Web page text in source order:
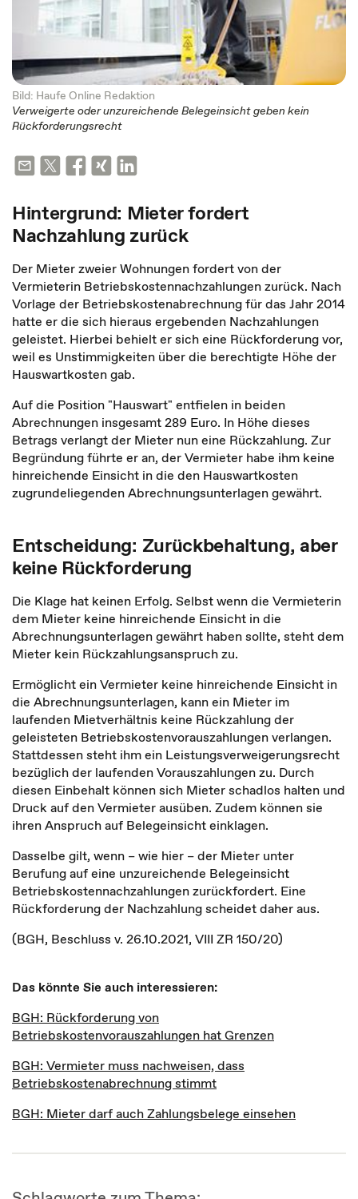
Bild: Haufe Online Redaktion
Verweigerte oder unzureichende Belegeinsicht geben kein
Rückforderungsrecht
Hintergrund: Mieter fordert
Nachzahlung zurück
Der Mieter zweier Wohnungen fordert von der
Vermieterin Betriebskostennachzahlungen zurück. Nach
Vorlage der Betriebskostenabrechnung für das Jahr 2014
hatte er die sich hieraus ergebenden Nachzahlungen
geleistet. Hierbei behielt er sich eine Rückforderung vor,
weil es Unstimmigkeiten über die berechtigte Höhe der
Hauswartkosten gab.
Auf die Position "Hauswart" entfielen in beiden
Abrechnungen insgesamt 289 Euro. In Höhe dieses
Betrags verlangt der Mieter nun eine Rückzahlung. Zur
Begründung führte er an, der Vermieter habe ihm keine
hinreichende Einsicht in die den Hauswartkosten
zugrundeliegenden Abrechnungsunterlagen gewährt.
Entscheidung: Zurückbehaltung, aber
keine Rückforderung
Die Klage hat keinen Erfolg. Selbst wenn die Vermieterin
dem Mieter keine hinreichende Einsicht in die
Abrechnungsunterlagen gewährt haben sollte, steht dem
Mieter kein Rückzahlungsanspruch zu.
Ermöglicht ein Vermieter keine hinreichende Einsicht in
die Abrechnungsunterlagen, kann ein Mieter im
laufenden Mietverhältnis keine Rückzahlung der
geleisteten Betriebskostenvorauszahlungen verlangen.
Stattdessen steht ihm ein Leistungsverweigerungsrecht
bezüglich der laufenden Vorauszahlungen zu. Durch
diesen Einbehalt können sich Mieter schadlos halten und
Druck auf den Vermieter ausüben. Zudem können sie
ihren Anspruch auf Belegeinsicht einklagen.
Dasselbe gilt, wenn – wie hier – der Mieter unter
Berufung auf eine unzureichende Belegeinsicht
Betriebskostennachzahlungen zurückfordert. Eine
Rückforderung der Nachzahlung scheidet daher aus.
(BGH, Beschluss v. 26.10.2021, VIII ZR 150/20)
Das könnte Sie auch interessieren:
BGH: Rückforderung von
Betriebskostenvorauszahlungen hat Grenzen
BGH: Vermieter muss nachweisen, dass
Betriebskostenabrechnung stimmt
BGH: Mieter darf auch Zahlungsbelege einsehen